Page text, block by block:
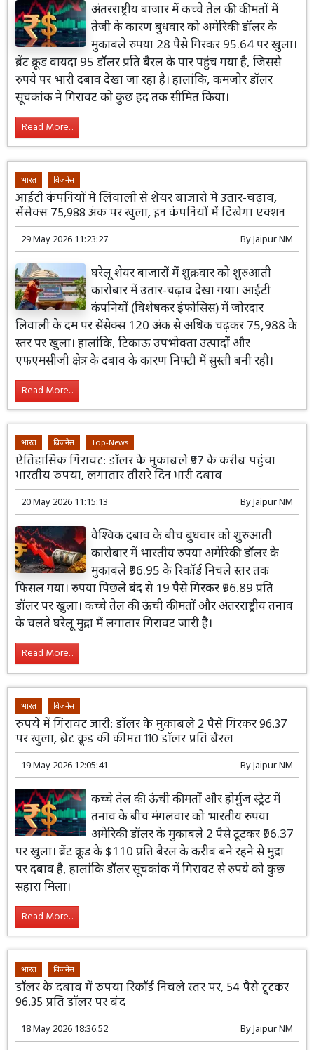
अंतरराष्ट्रीय बाजार में कच्चे तेल की कीमतों में
तेजी के कारण बुधवार को अमेरिकी डॉलर के
मुकाबले रुपया 28 पैसे गिरकर 95.64 पर खुला।
ब्रेंट क्रूड वायदा 95 डॉलर प्रति बैरल के पार पहुंच गया है, जिससे
रुपये पर भारी दबाव देखा जा रहा है। हालांकि, कमजोर डॉलर
सूचकांक ने गिरावट को कुछ हद तक सीमित किया।
Read More...
भारत बिजनेस
आईटी कंपनियों में लिवाली से शेयर बाजारों में उतार-चढ़ाव,
सेंसेक्स 75,988 अंक पर खुला, इन कंपनियों में दिखेगा एक्शन
29 May 2026 11:23:27 ByJaipur NM
घरेलू शेयर बाजारों में शुक्रवार को शुरुआती
कारोबार में उतार-चढ़ाव देखा गया। आईटी
कंपनियों (विशेषकर इंफोसिस) में जोरदार
लिवाली के दम पर सेंसेक्स 120 अंक से अधिक चढ़कर 75,988 के
स्तर पर खुला। हालांकि, टिकाऊ उपभोक्ता उत्पादों और
एफएमसीजी क्षेत्र के दबाव के कारण निफ्टी में सुस्ती बनी रही।
Read More...
भारत बिजनेस Top-News
ऐतिहासिक गिरावट: डॉलर के मुकाबले ₹97 के करीब पहुंचा
भारतीय रुपया, लगातार तीसरे दिन भारी दबाव
20 May 2026 11:15:13 ByJaipur NM
वैश्विक दबाव के बीच बुधवार को शुरुआती
कारोबार में भारतीय रुपया अमेरिकी डॉलर के
मुकाबले ₹96.95 के रिकॉर्ड निचले स्तर तक
फिसल गया। रुपया पिछले बंद से 19 पैसे गिरकर ₹96.89 प्रति
डॉलर पर खुला। कच्चे तेल की ऊंची कीमतों और अंतरराष्ट्रीय तनाव
के चलते घरेलू मुद्रा में लगातार गिरावट जारी है।
Read More...
भारत बिजनेस
रुपये में गिरावट जारी: डॉलर के मुकाबले 2 पैसे गिरकर 96.37
पर खुला, ब्रेंट क्रूड की कीमत 110 डॉलर प्रति बैरल
19 May 2026 12:05:41 ByJaipur NM
कच्चे तेल की ऊंची कीमतों और होर्मुज स्ट्रेट में
तनाव के बीच मंगलवार को भारतीय रुपया
अमेरिकी डॉलर के मुकाबले 2 पैसे टूटकर ₹96.37
पर खुला। ब्रेंट क्रूड के $110 प्रति बैरल के करीब बने रहने से मुद्रा
पर दबाव है, हालांकि डॉलर सूचकांक में गिरावट से रुपये को कुछ
सहारा मिला।
Read More...
भारत बिजनेस
डॉलर के दबाव में रुपया रिकॉर्ड निचले स्तर पर, 54 पैसे टूटकर
96.35 प्रति डॉलर पर बंद
18 May 2026 18:36:52 ByJaipur NM